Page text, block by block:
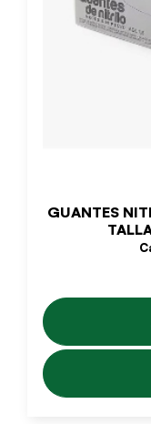
GUANTES